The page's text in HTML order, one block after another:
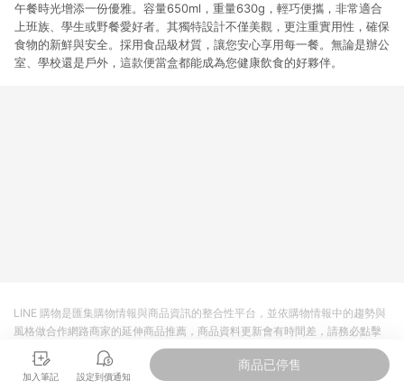
午餐時光增添一份優雅。容量650ml，重量630g，輕巧便攜，非常適合
上班族、學生或野餐愛好者。其獨特設計不僅美觀，更注重實用性，確保
食物的新鮮與安全。採用食品級材質，讓您安心享用每一餐。無論是辦公
室、學校還是戶外，這款便當盒都能成為您健康飲食的好夥伴。
加入筆記 設定到價通知
商品已停售
LINE 購物是匯集購物情報與商品資訊的整合性平台，並依購物情報中的趨勢與
風格做合作網路商家的延伸商品推薦，商品資料更新會有時間差，請務必點擊
商品至各合作網路商家，確認現售價與購物條件，一切資訊以合作廠商網頁為
準。